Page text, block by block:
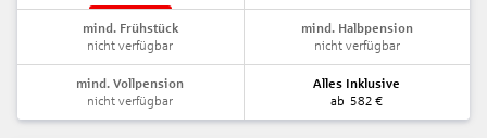
mind. Frühstück
nicht verfügbar
mind. Halbpension
nicht verfügbar
mind. Vollpension
nicht verfügbar
Alles Inklusive
ab 582 €